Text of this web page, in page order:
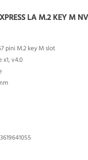
LA M.2 KEY M
pini M.2 key M slot
x1, v4.0